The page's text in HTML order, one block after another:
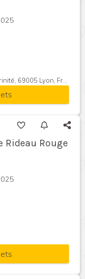
69005 Lyon, France
Rideau Rouge